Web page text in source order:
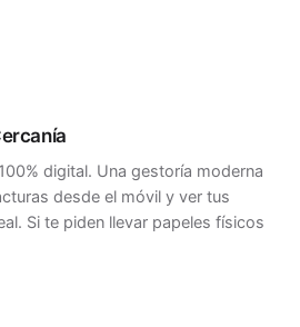
digital. Una gestoría moderna
desde el móvil y ver tus
Si te piden llevar papeles físicos